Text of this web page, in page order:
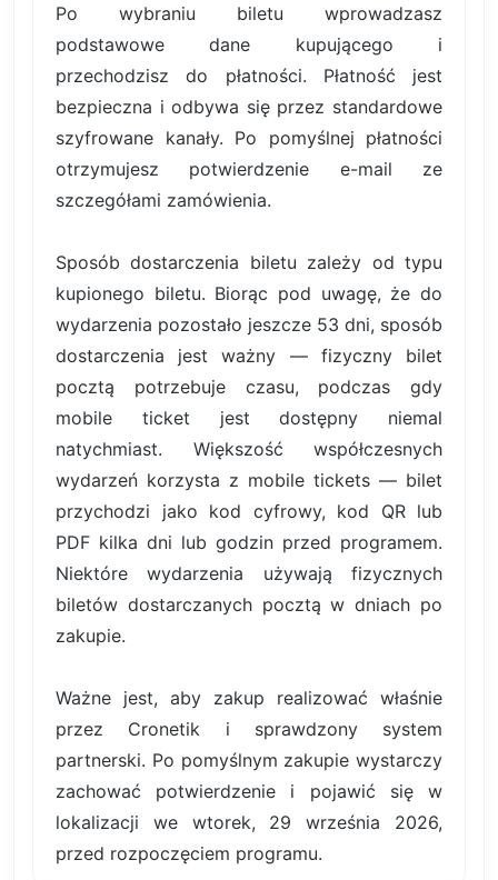
Po wybraniu biletu wprowadzasz
podstawowe dane kupującego i
przechodzisz do płatności. Płatność jest
bezpieczna i odbywa się przez standardowe
szyfrowane kanały. Po pomyślnej płatności
otrzymujesz potwierdzenie e-mail ze
szczegółami zamówienia.
Sposób dostarczenia biletu zależy od typu
kupionego biletu. Biorąc pod uwagę, że do
wydarzenia pozostało jeszcze 53 dni, sposób
dostarczenia jest ważny — fizyczny bilet
pocztą potrzebuje czasu, podczas gdy
mobile ticket jest dostępny niemal
natychmiast. Większość współczesnych
wydarzeń korzysta z mobile tickets — bilet
przychodzi jako kod cyfrowy, kod QR lub
PDF kilka dni lub godzin przed programem.
Niektóre wydarzenia używają fizycznych
biletów dostarczanych pocztą w dniach po
zakupie.
Ważne jest, aby zakup realizować właśnie
przez Cronetik i sprawdzony system
partnerski. Po pomyślnym zakupie wystarczy
zachować potwierdzenie i pojawić się w
lokalizacji we wtorek, 29 września 2026,
przed rozpoczęciem programu.